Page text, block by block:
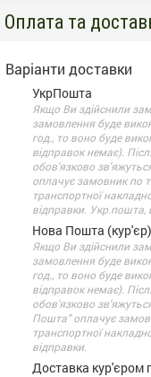
Оплата та
Варіанти доставки
УкрПошта
Якщо Ви здійснили
замовлення буде
год., то воно буде
відправок немає).
обов'язково
оплачує замовник по
транспортної
відправки.
Нова Пошта (кур'єр)
Якщо Ви здійснили
замовлення буде
год., то воно буде
відправок немає).
обов'язково
Пошта" оплачує
транспортної
відправки.
Доставка кур'єром